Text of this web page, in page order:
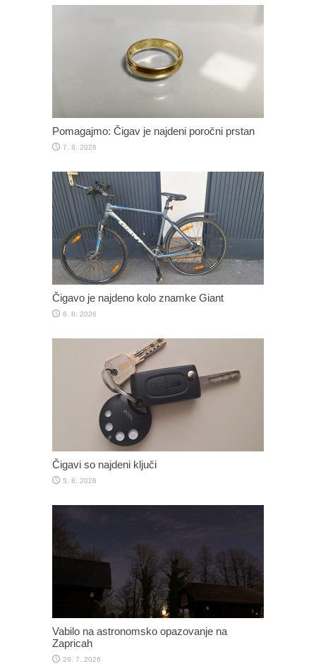
Pomagajmo: Čigav je najdeni poročni prstan
7. 8. 2026
Čigavo je najdeno kolo znamke Giant
6. 8. 2026
Čigavi so najdeni ključi
5. 8. 2026
Vabilo na astronomsko opazovanje na
Zapricah
29. 7. 2026